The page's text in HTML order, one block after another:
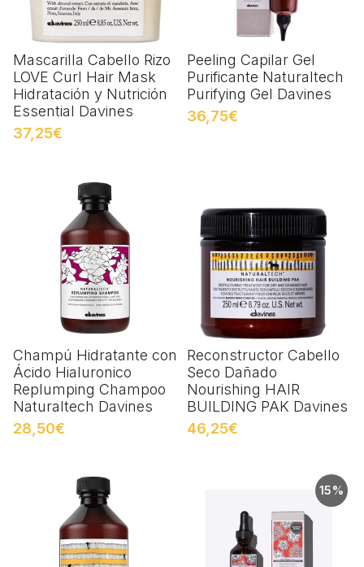
Mascarilla Cabello Rizo
LOVE Curl Hair Mask
Hidratación y Nutrición
Essential Davines
37,25€
Peeling Capilar Gel
Purificante Naturaltech
Purifying Gel Davines
36,75€
Champú Hidratante con
Ácido Hialuronico
Replumping Champoo
Naturaltech Davines
28,50€
Reconstructor Cabello
Seco Dañado
Nourishing HAIR
BUILDING PAK Davines
46,25€
15%